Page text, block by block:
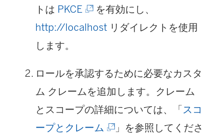
トは PKCE (
新
ウ
ィ
ン
を有効にし、
http://localhost リダイレクトを使用
します。
ロールを承認するために必要なカスタ
ム クレームを追加します。クレーム
とスコープの詳細については、「スコ
ープとクレーム (
」を参照してくださ